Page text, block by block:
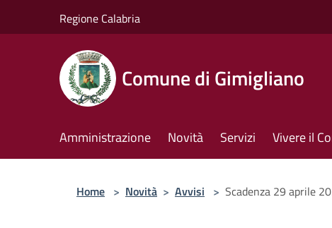
Regione Calabria
Comune di Gimigliano
Amministrazione Novità Servizi Vivere il
Home > Novità > Avvisi > Scadenza 29 aprile